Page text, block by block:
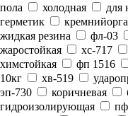
пола
холодная для
герметик
жидкая резина
фл-03
жаростойкая
хс-717
химстойкая
фп 1516
10кг
хв-519
эп-730
коричневая
гидроизолирующая